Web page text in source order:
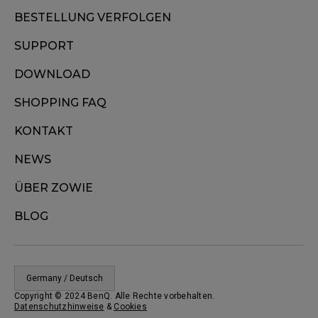
BESTELLUNG VERFOLGEN
SUPPORT
DOWNLOAD
SHOPPING FAQ
KONTAKT
NEWS
ÜBER ZOWIE
BLOG
Germany / Deutsch
Copyright © 2024 BenQ. Alle Rechte vorbehalten.
Datenschutzhinweise & Cookies